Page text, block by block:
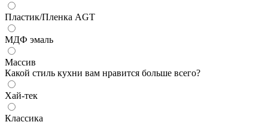
Пластик/Пленка AGT
МДФ эмаль
Массив
Какой стиль кухни вам нравится больше всего?
Хай-тек
Классика